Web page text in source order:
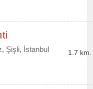
Şişli, İstanbul 1.7 km.